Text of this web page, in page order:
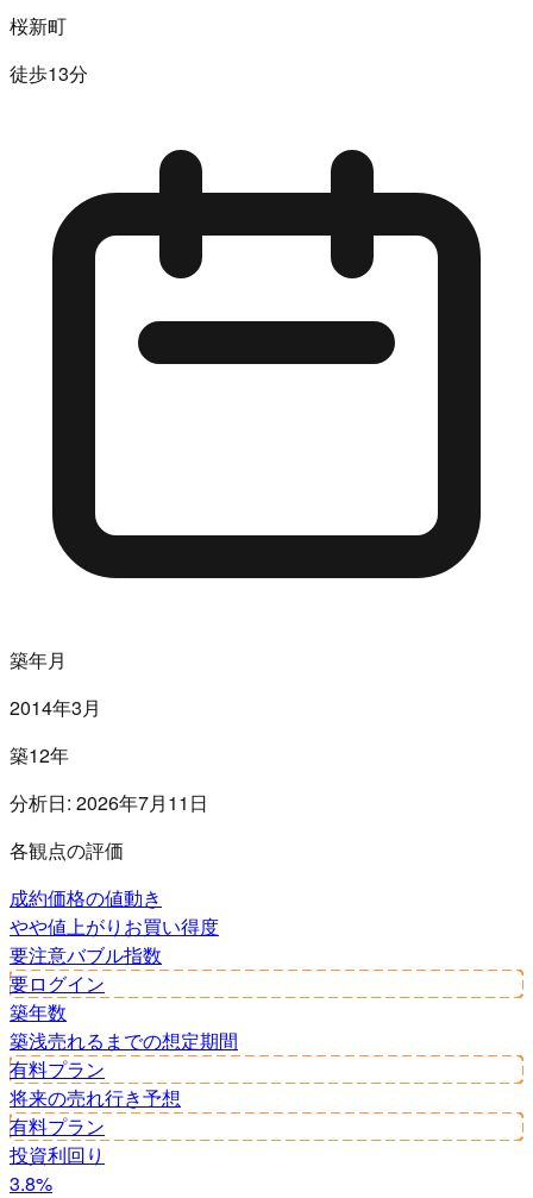
桜新町
徒歩13分
築年月
2014年3月
築12年
分析日: 2026年7月11日
各観点の評価
成約価格の値動き
やや値上がり お買い得度
要注意バブル指数
要ログイン
築年数
築浅売れるまでの想定期間
有料プラン
将来の売れ行き予想
有料プラン
投資利回り
3.8%